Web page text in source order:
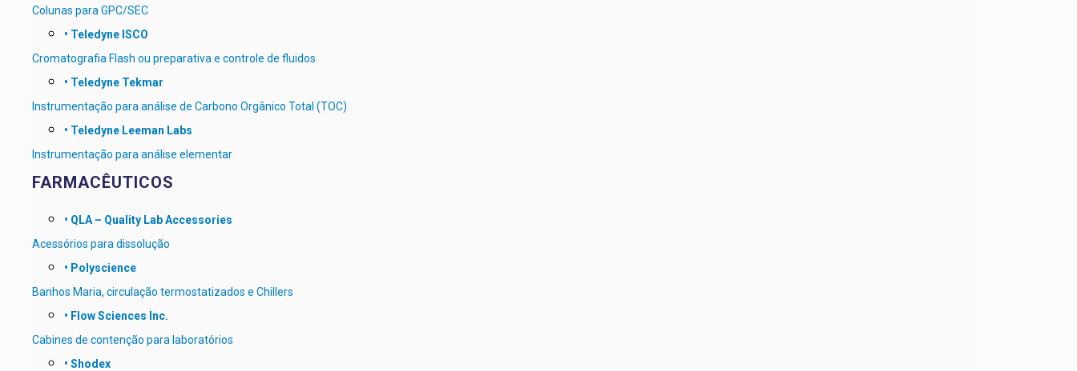
Colunas para GPC/SEC
• Teledyne ISCO
Cromatografia Flash ou preparativa e controle de fluidos
• Teledyne Tekmar
Instrumentação para análise de Carbono Orgânico Total (TOC)
• Teledyne Leeman Labs
Instrumentação para análise elementar
FARMACÊUTICOS
• QLA – Quality Lab Accessories
Acessórios para dissolução
• Polyscience
Banhos Maria, circulação termostatizados e Chillers
• Flow Sciences Inc.
Cabines de contenção para laboratórios
• Shodex